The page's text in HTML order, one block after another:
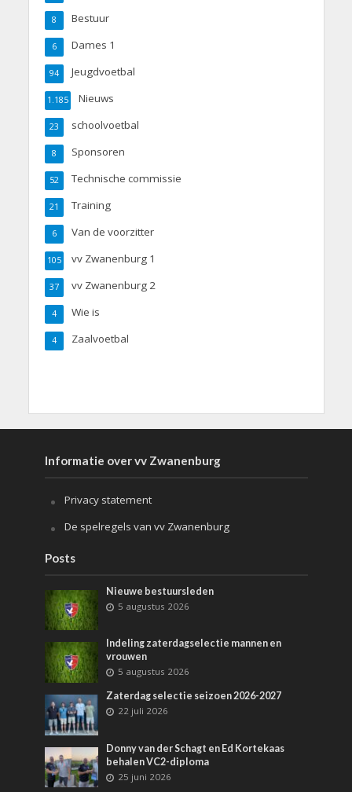
Bestuur
8
Dames 1
6
Jeugdvoetbal
94
Nieuws
1.185
schoolvoetbal
23
Sponsoren
8
Technische commissie
52
Training
21
Van de voorzitter
6
vv Zwanenburg 1
105
vv Zwanenburg 2
37
Wie is
4
Zaalvoetbal
4
Informatie over vv Zwanenburg
Privacy statement
De spelregels van vv Zwanenburg
Posts
Nieuwe bestuursleden
5 augustus 2026
Indeling zaterdagselectie mannen en
vrouwen
5 augustus 2026
Zaterdag selectie seizoen 2026-2027
22 juli 2026
Donny van der Schagt en Ed Kortekaas
behalen VC2-diploma
25 juni 2026